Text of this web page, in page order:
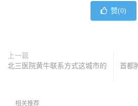
赞(0)
上一篇
北三医院黄牛联系方式这城市的
首都
相关推荐